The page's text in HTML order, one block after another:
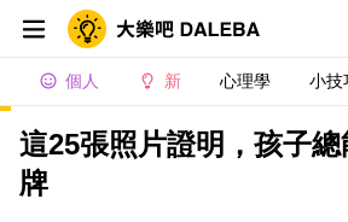
個人 新 心理學 小技
這25張照片證明，孩子
牌